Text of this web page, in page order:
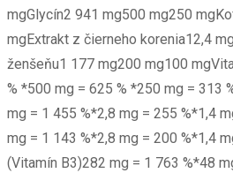
mgGlycín2 941 mg500 mg250
mgExtrakt z čierneho korenia12,4
ženšeňu1 177 mg200 mg100
% *500 mg = 625 % *250 mg = 313
mg = 1 455 %*2,8 mg = 255 %*1,4
mg = 1 143 %*2,8 mg = 200 %*1,4
(Vitamín B3)282 mg = 1 763 %*48